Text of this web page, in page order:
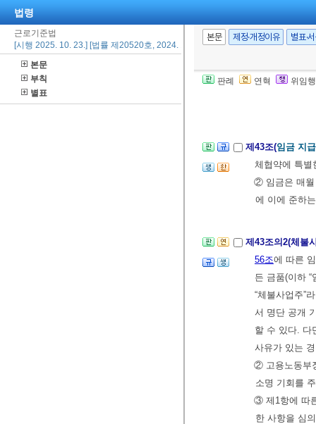
법령
근로기준법
[시행 2025. 10. 23.] [법률 제20520호, 2024. 10. 22., 일부개정]
본문
부칙
별표
본문 제정·개정이유 별표·
판례 연혁 위임
② 제1항에 따
제42조(계약 서
년간 보존하여
제43조(임금 지급
체협약에 특
② 임금은 매월
에 이에 준하
제43조의2(체불
56조에 따른
든 금품(이하
“체불사업주”
서 명단 공개
할 수 있다. 다
사유가 있는
② 고용노동부
소명 기회를
③ 제1항에 따
한 사항을 심